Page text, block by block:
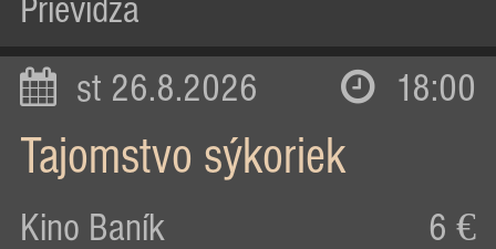
Prievidza
st 26.8.2026 18:00
Tajomstvo sýkoriek
Kino Baník 6 €